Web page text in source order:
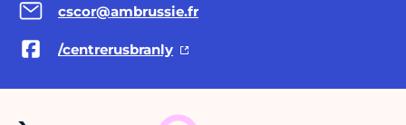
cscor@ambrussie.fr
/centrerusbranly